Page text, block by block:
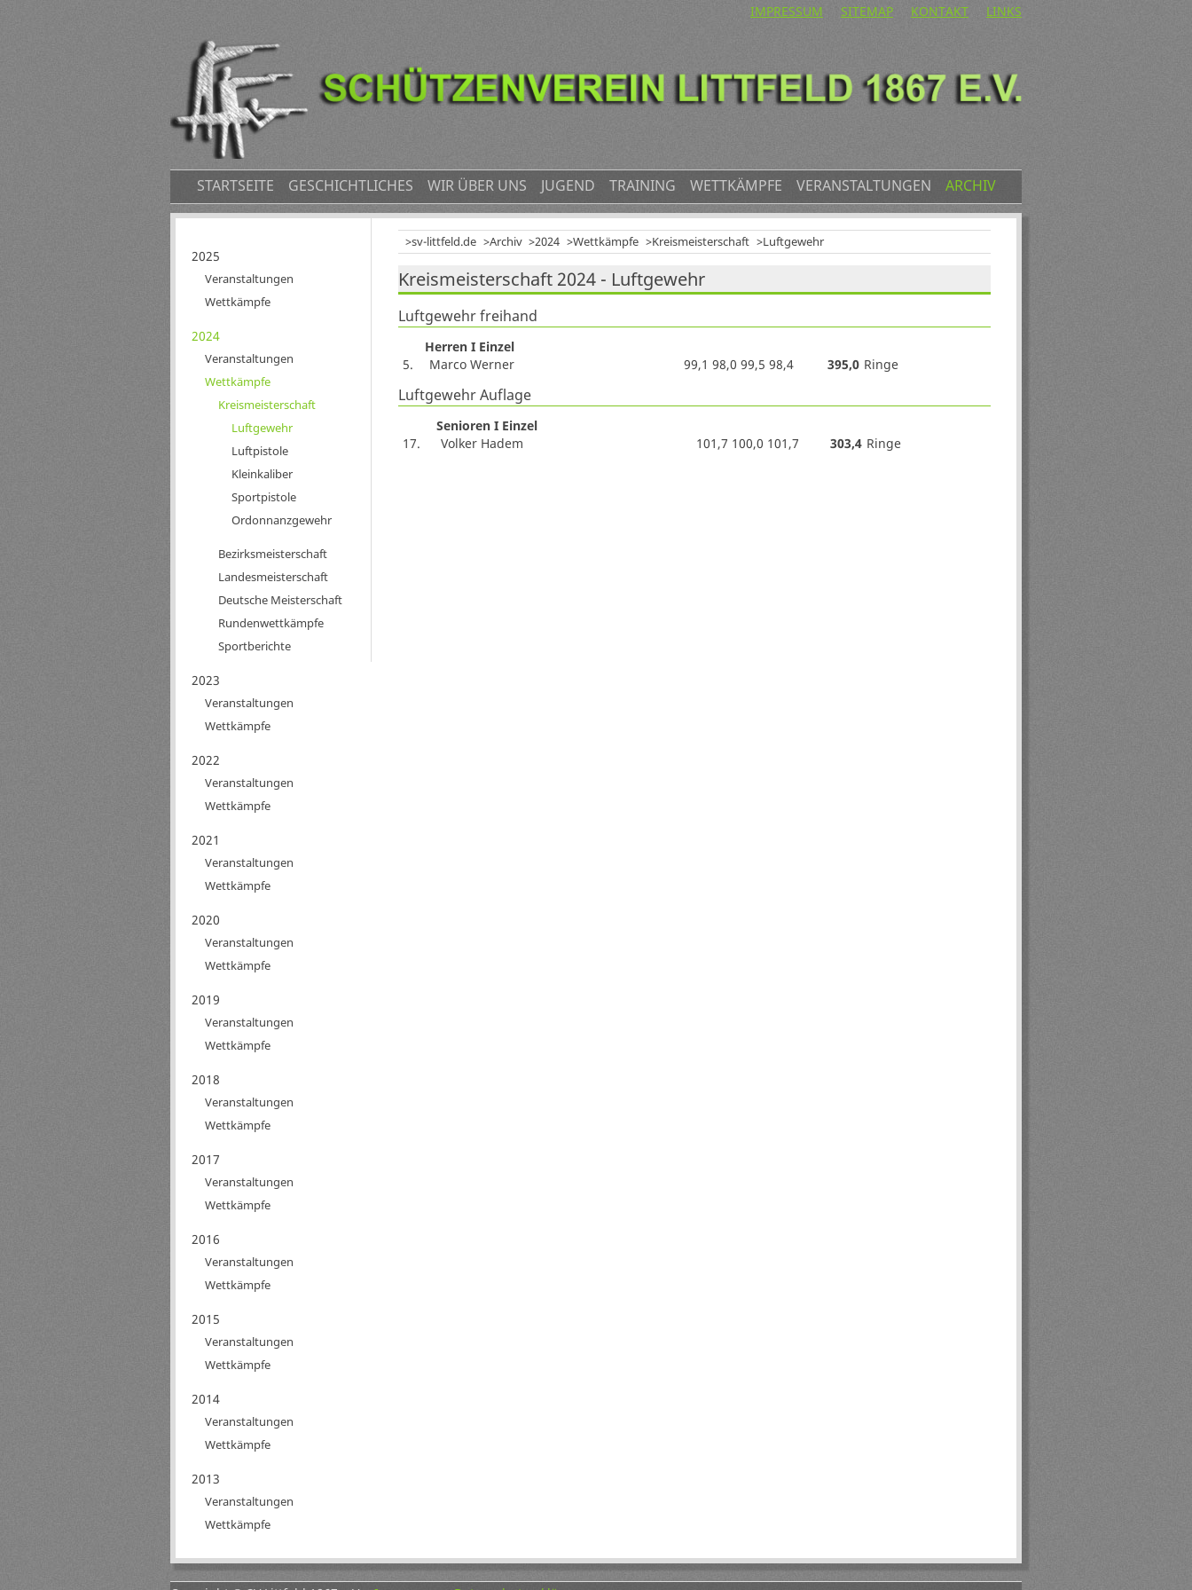
NAVIGATION
IMPRESSUM SITEMAP KONTAKT LINKS
NAVIGATION
ÜBERSPRINGEN
STARTSEITE GESCHICHTLICHES WIR ÜBER UNS JUGEND TRAINING WETTKÄMPFE VERANSTALTUNGEN ARCHIV
sv-littfeld.de Archiv 2024 Wettkämpfe Kreismeisterschaft Luftgewehr
Kreismeisterschaft 2024 - Luftgewehr
Luftgewehr freihand
Herren I Einzel
5.
Marco Werner 99,1 98,0 99,5 98,4 395,0 Ringe
Luftgewehr Auflage
Senioren I Einzel
17.
Volker Hadem 101,7 100,0 101,7 303,4 Ringe
Navigation
überspringen
2025
Veranstaltungen
Wettkämpfe
2024
Veranstaltungen
Wettkämpfe
Kreismeisterschaft
Luftgewehr
Luftpistole
Kleinkaliber
Sportpistole
Ordonnanzgewehr
Bezirksmeisterschaft
Landesmeisterschaft
Deutsche Meisterschaft
Rundenwettkämpfe
Sportberichte
2023
Veranstaltungen
Wettkämpfe
2022
Veranstaltungen
Wettkämpfe
2021
Veranstaltungen
Wettkämpfe
2020
Veranstaltungen
Wettkämpfe
2019
Veranstaltungen
Wettkämpfe
2018
Veranstaltungen
Wettkämpfe
2017
Veranstaltungen
Wettkämpfe
2016
Veranstaltungen
Wettkämpfe
2015
Veranstaltungen
Wettkämpfe
2014
Veranstaltungen
Wettkämpfe
2013
Veranstaltungen
Wettkämpfe